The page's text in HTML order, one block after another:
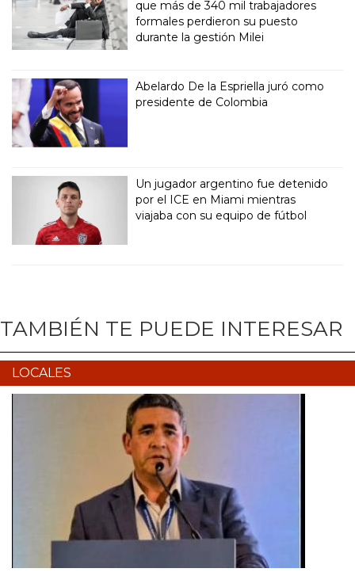
que más de 340 mil trabajadores
formales perdieron su puesto
durante la gestión Milei
Abelardo De la Espriella juró como
presidente de Colombia
Un jugador argentino fue detenido
por el ICE en Miami mientras
viajaba con su equipo de fútbol
TAMBIÉN TE PUEDE INTERESAR
LOCALES